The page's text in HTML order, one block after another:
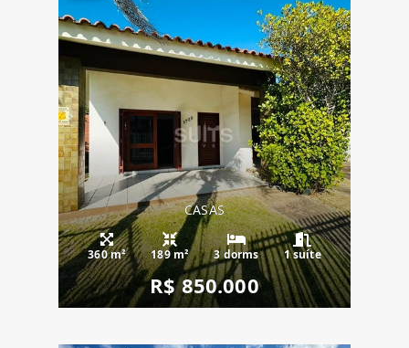
CASAS
360 m² 189 m² 3 dorms 1 suíte
R$ 850.000